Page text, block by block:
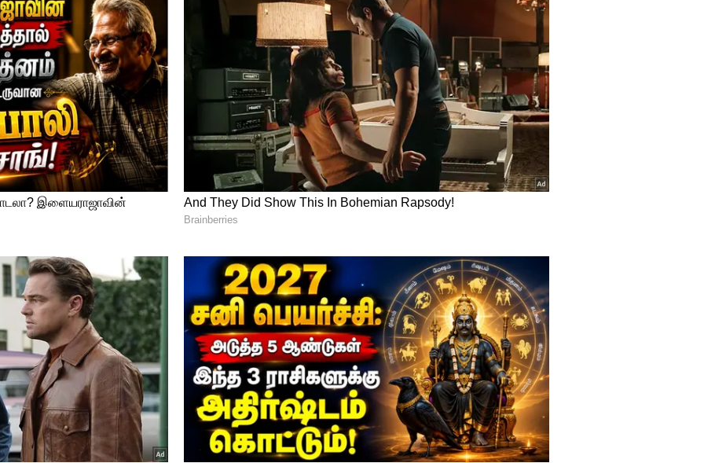
இவிடே துடங்குன்னு என்கிற திரைப்படம்
கொடுத்தது. அதையடுத்து
பூச்சக்கோரு மூக்குதின் என்கிற
வெர்சடைல் ஆக்டிங்கை
கடந்த 44 ஆண்டுகளாக மோகன்லால் -
போட்டு வருகிறது.
: போதும்டா சாமி ஆள விடுங்க...
திடீரென விலகிய முக்கிய பிரபலம்